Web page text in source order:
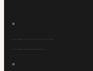
-------------------
---------------